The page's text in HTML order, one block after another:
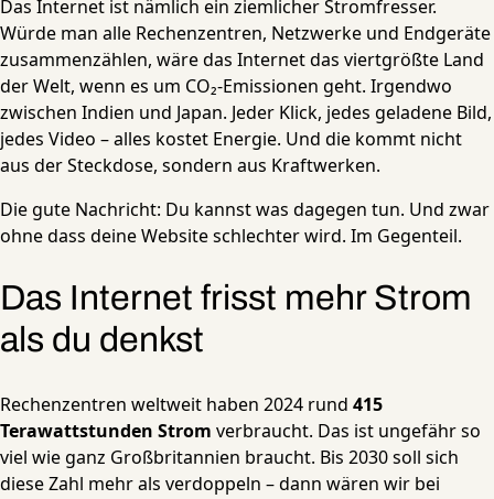
Das Internet ist nämlich ein ziemlicher Stromfresser.
Würde man alle Rechenzentren, Netzwerke und Endgeräte
zusammenzählen, wäre das Internet das viertgrößte Land
der Welt, wenn es um CO₂-Emissionen geht. Irgendwo
zwischen Indien und Japan. Jeder Klick, jedes geladene Bild,
jedes Video – alles kostet Energie. Und die kommt nicht
aus der Steckdose, sondern aus Kraftwerken.
Die gute Nachricht: Du kannst was dagegen tun. Und zwar
ohne dass deine Website schlechter wird. Im Gegenteil.
Das Internet frisst mehr Strom
als du denkst
Rechenzentren weltweit haben 2024 rund 415
Terawattstunden Strom verbraucht. Das ist ungefähr so
viel wie ganz Großbritannien braucht. Bis 2030 soll sich
diese Zahl mehr als verdoppeln – dann wären wir bei